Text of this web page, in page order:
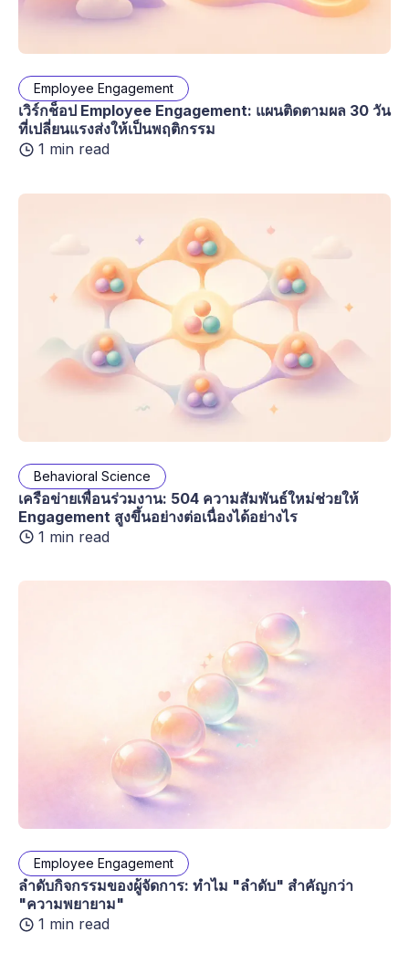
Employee Engagement
เวิร์กช็อป Employee Engagement: แผนติดตามผล 30 วัน
ที่เปลี่ยนแรงส่งให้เป็นพฤติกรรม
1 min read
Behavioral Science
เครือข่ายเพื่อนร่วมงาน: 504 ความสัมพันธ์ใหม่ช่วยให้
Engagement สูงขึ้นอย่างต่อเนื่องได้อย่างไร
1 min read
Employee Engagement
ลำดับกิจกรรมของผู้จัดการ: ทำไม "ลำดับ" สำคัญกว่า
"ความพยายาม"
1 min read